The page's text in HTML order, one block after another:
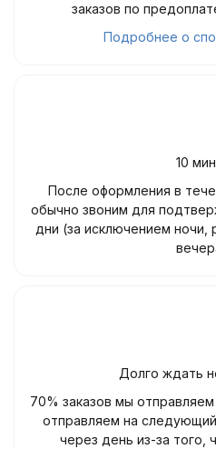
заказов по
Подробнее о
10
После оформления в
обычно звоним для
дни (за исключением ночи,
Долго ждать
70% заказов мы
отправляем на
через день из-за того,